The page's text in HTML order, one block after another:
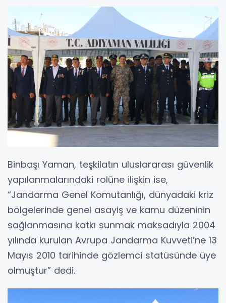
Binbaşı Yaman, teşkilatın uluslararası güvenlik
yapılanmalarındaki rolüne ilişkin ise,
“Jandarma Genel Komutanlığı, dünyadaki kriz
bölgelerinde genel asayiş ve kamu düzeninin
sağlanmasına katkı sunmak maksadıyla 2004
yılında kurulan Avrupa Jandarma Kuvveti’ne 13
Mayıs 2010 tarihinde gözlemci statüsünde üye
olmuştur” dedi.